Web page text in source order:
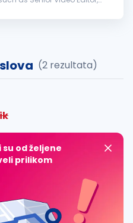
(2 rezultata)
od željene
prilikom